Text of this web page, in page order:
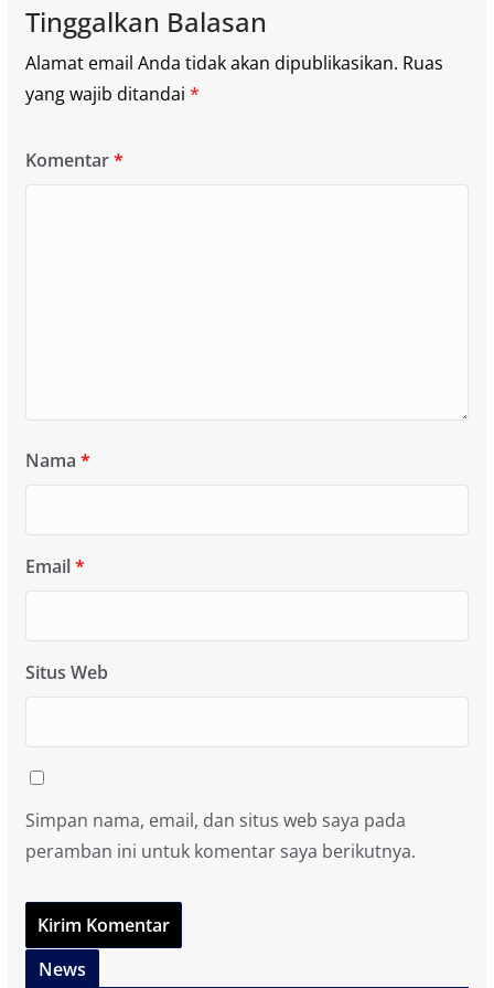
Tinggalkan Balasan
Alamat email Anda tidak akan dipublikasikan. Ruas
yang wajib ditandai *
Komentar*
Nama *
Email*
Situs Web
Simpan nama, email, dan situs web saya pada
peramban ini untuk komentar saya berikutnya.
News